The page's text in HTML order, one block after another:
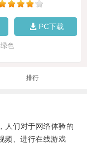
PC下载
色
排行
们对于网络体验的
频、进行在线游戏